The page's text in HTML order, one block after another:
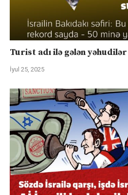
Turist adı ilə gələn yəhudilər
İyul 25, 2025